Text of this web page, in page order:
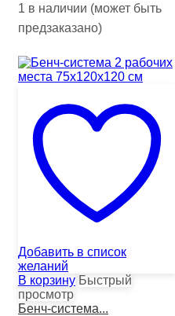
1 в наличии (может быть
предзаказано)
Добавить в список
желаний
В корзину Быстрый
просмотр
Бенч-система...